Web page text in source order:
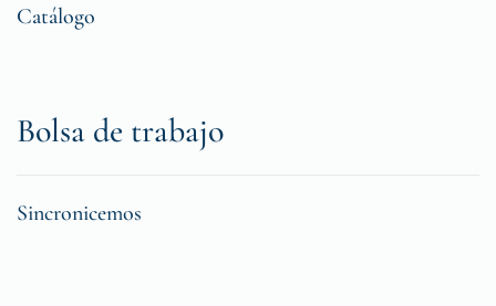
Catálogo
Bolsa de trabajo
Sincronicemos